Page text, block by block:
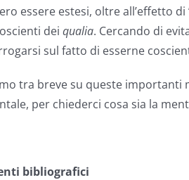
essere estesi, oltre all’effetto di
dei qualia. Cercando di
sul fatto di esserne
tra breve su queste importanti
per chiederci cosa sia la
bibliografici